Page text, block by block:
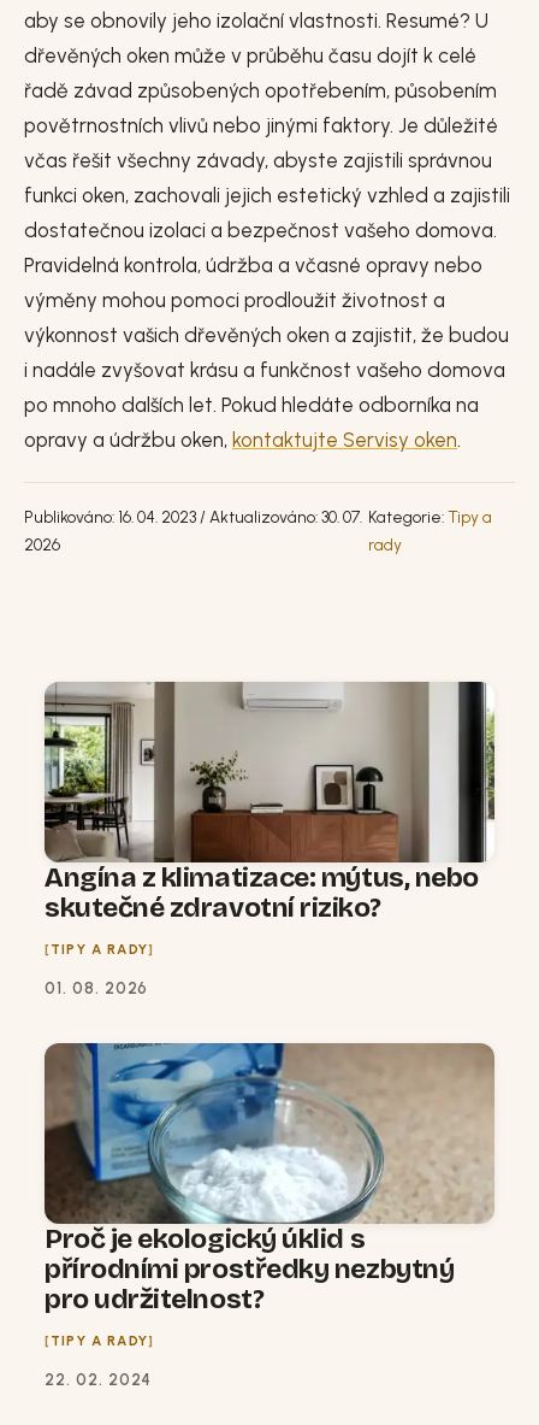
aby se obnovily jeho izolační vlastnosti. Resumé? U
dřevěných oken může v průběhu času dojít k celé
řadě závad způsobených opotřebením, působením
povětrnostních vlivů nebo jinými faktory. Je důležité
včas řešit všechny závady, abyste zajistili správnou
funkci oken, zachovali jejich estetický vzhled a zajistili
dostatečnou izolaci a bezpečnost vašeho domova.
Pravidelná kontrola, údržba a včasné opravy nebo
výměny mohou pomoci prodloužit životnost a
výkonnost vašich dřevěných oken a zajistit, že budou
i nadále zvyšovat krásu a funkčnost vašeho domova
po mnoho dalších let. Pokud hledáte odborníka na
opravy a údržbu oken, kontaktujte Servisy oken.
Publikováno: 16. 04. 2023 / Aktualizováno: 30. 07.
2026
Kategorie:Tipy a
rady
Angína z klimatizace: mýtus, nebo
skutečné zdravotní riziko?
TIPY A RADY
01. 08. 2026
Proč je ekologický úklid s
přírodními prostředky nezbytný
pro udržitelnost?
TIPY A RADY
22. 02. 2024